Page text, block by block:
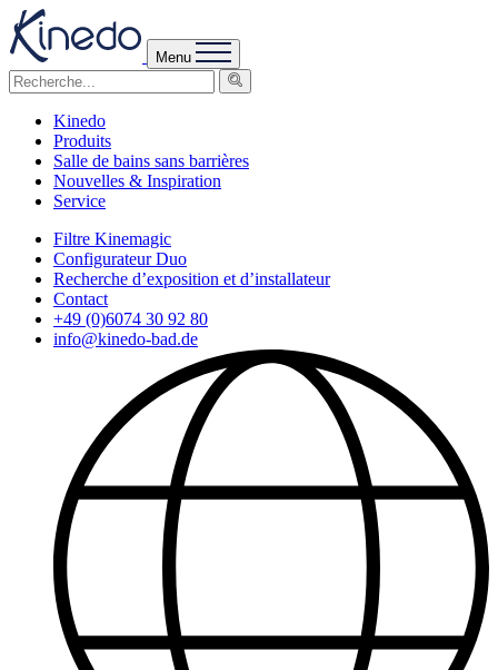
Menu
Kinedo
Produits
Salle de bains sans barrières
Nouvelles & Inspiration
Service
Filtre Kinemagic
Configurateur Duo
Recherche d’exposition et d’installateur
Contact
+49 (0)6074 30 92 80
info@kinedo-bad.de